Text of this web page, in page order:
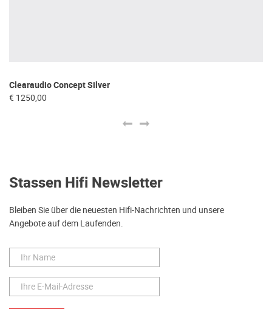
Clearaudio Concept Silver
€ 1250,00
Stassen Hifi Newsletter
Bleiben Sie über die neuesten Hifi-Nachrichten und unsere
Angebote auf dem Laufenden.